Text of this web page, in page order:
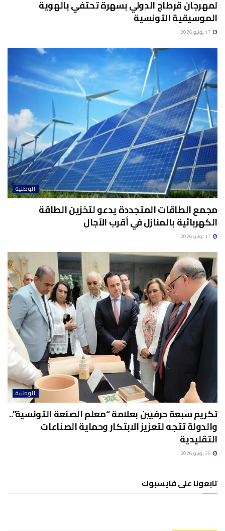
لمهرجان قرطاج الدولي بسهرة تحتفي بالهوية
الموسيقية التونسية
الوطنية
مجمع الطاقات المتجددة يدعو لتخزين الطاقة
الكهربائية بالمنازل في أقرب الآجال
الوطنية
تكريم سبعة حرفيين بعلامة “معلم الصنعة التونسية”..
والدولة تتجه لتعزيز الابتكار وحماية الصناعات
التقليدية
تابعونا على فايسبوك